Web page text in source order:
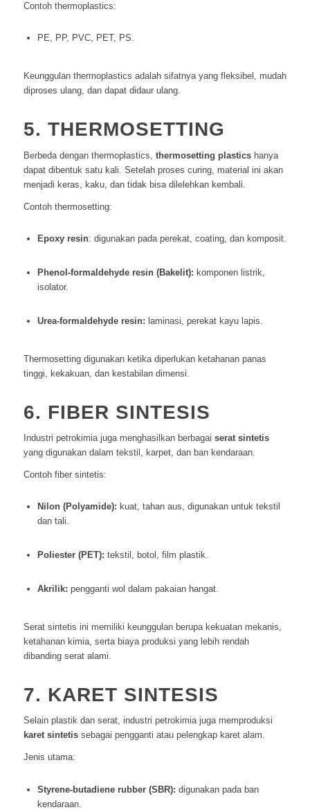
Contoh thermoplastics:
PE, PP, PVC, PET, PS.
Keunggulan thermoplastics adalah sifatnya yang fleksibel, mudah
diproses ulang, dan dapat didaur ulang.
5. THERMOSETTING
Berbeda dengan thermoplastics, thermosetting plasticshanya
dapat dibentuk satu kali. Setelah proses curing, material ini akan
menjadi keras, kaku, dan tidak bisa dilelehkan kembali.
Contoh thermosetting:
Epoxy resin: digunakan pada perekat, coating, dan komposit.
Phenol-formaldehyde resin (Bakelit): komponen listrik,
isolator.
Urea-formaldehyde resin: laminasi, perekat kayu lapis.
Thermosetting digunakan ketika diperlukan ketahanan panas
tinggi, kekakuan, dan kestabilan dimensi.
6. FIBER SINTESIS
Industri petrokimia juga menghasilkan berbagai serat sintetis
yang digunakan dalam tekstil, karpet, dan ban kendaraan.
Contoh fiber sintetis:
Nilon (Polyamide): kuat, tahan aus, digunakan untuk tekstil
dan tali.
Poliester (PET): tekstil, botol, film plastik.
Akrilik: pengganti wol dalam pakaian hangat.
Serat sintetis ini memiliki keunggulan berupa kekuatan mekanis,
ketahanan kimia, serta biaya produksi yang lebih rendah
dibanding serat alami.
7. KARET SINTESIS
Selain plastik dan serat, industri petrokimia juga memproduksi
karet sintetissebagai pengganti atau pelengkap karet alam.
Jenis utama:
Styrene-butadiene rubber (SBR): digunakan pada ban
kendaraan.